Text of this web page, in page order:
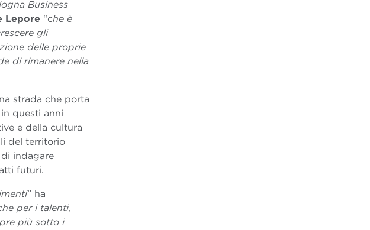
Business
Lepore “che è
gli
delle proprie
di rimanere nella
strada che porta
questi anni
e della cultura
del territorio
indagare
futuri.
” ha
per i talenti,
più sotto i